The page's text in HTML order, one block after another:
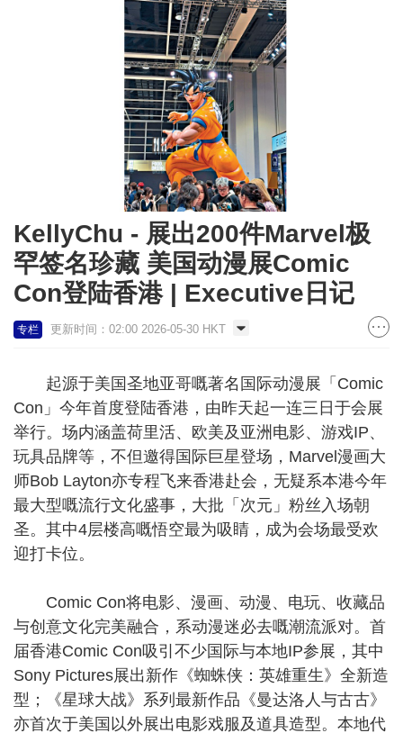
KellyChu - 展出200件Marvel极
罕签名珍藏 美国动漫展Comic
Con登陆香港 | Executive日记
专栏 更新时间：02:00 2026-05-30 HKT
起源于美国圣地亚哥嘅著名国际动漫展「Comic
Con」今年首度登陆香港，由昨天起一连三日于会展
举行。场内涵盖荷里活、欧美及亚洲电影、游戏IP、
玩具品牌等，不但邀得国际巨星登场，Marvel漫画大
师Bob Layton亦专程飞来香港赴会，无疑系本港今年
最大型嘅流行文化盛事，大批「次元」粉丝入场朝
圣。其中4层楼高嘅悟空最为吸睛，成为会场最受欢
迎打卡位。
Comic Con将电影、漫画、动漫、电玩、收藏品
与创意文化完美融合，系动漫迷必去嘅潮流派对。首
届香港Comic Con吸引不少国际与本地IP参展，其中
Sony Pictures展出新作《蜘蛛侠：英雄重生》全新造
型；《星球大战》系列最新作品《曼达洛人与古古》
亦首次于美国以外展出电影戏服及道具造型。本地代